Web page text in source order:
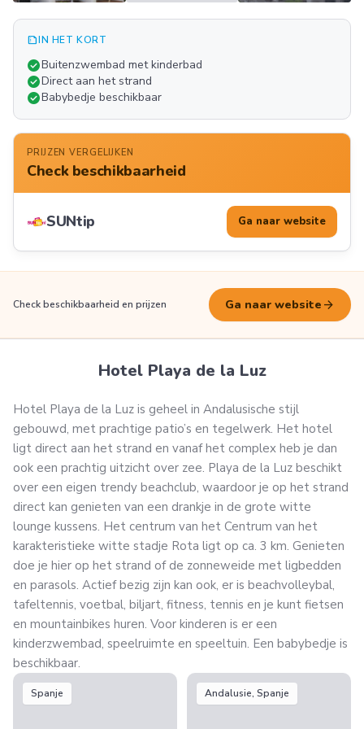
summarizeIN HET KORT
check_circleBuitenzwembad met kinderbad
check_circleDirect aan het strand
check_circleBabybedje beschikbaar
PRIJZEN VERGELIJKEN
Check beschikbaarheid
SUNtip Ga naar website
Check beschikbaarheid en prijzen Ga naar website arrow_forward
Hotel Playa de la Luz
Hotel Playa de la Luz is geheel in Andalusische stijl
gebouwd, met prachtige patio’s en tegelwerk. Het hotel
ligt direct aan het strand en vanaf het complex heb je dan
ook een prachtig uitzicht over zee. Playa de la Luz beschikt
over een eigen trendy beachclub, waardoor je op het strand
direct kan genieten van een drankje in de grote witte
lounge kussens. Het centrum van het Centrum van het
karakteristieke witte stadje Rota ligt op ca. 3 km. Genieten
doe je hier op het strand of de zonneweide met ligbedden
en parasols. Actief bezig zijn kan ook, er is beachvolleybal,
tafeltennis, voetbal, biljart, fitness, tennis en je kunt fietsen
en mountainbikes huren. Voor kinderen is er een
kinderzwembad, speelruimte en speeltuin. Een babybedje is
beschikbaar.
Spanje Andalusie, Spanje